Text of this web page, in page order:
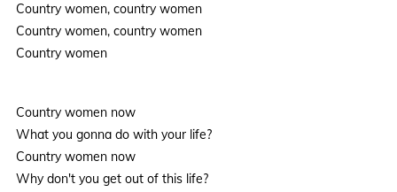
Country women, country women
Country women, country women
Country women
Country women now
What you gonna do with your life?
Country women now
Why don't you get out of this life?